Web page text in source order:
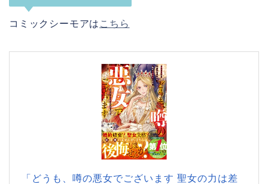
コミックシーモアは こちら
「どうも、噂の悪女でございます 聖女の力は差